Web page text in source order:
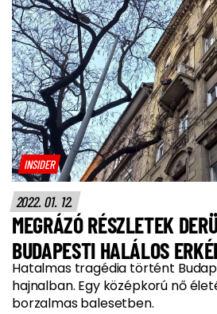
INSIDER
2022. 01. 12.
MEGRÁZÓ RÉSZLETEK
BUDAPESTI HALÁLOS
Hatalmas tragédia történt
hajnalban. Egy középkorú nő
borzalmas balesetben.